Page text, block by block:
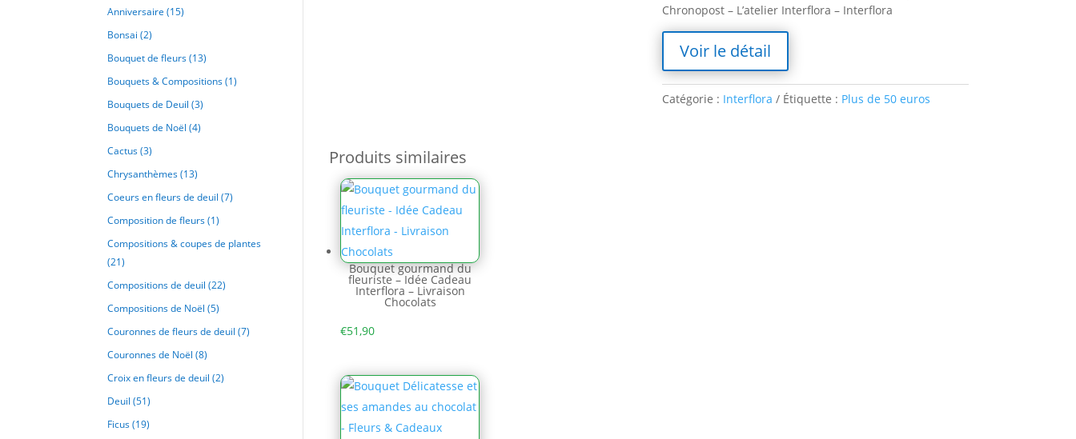
Anniversaire (15)
Bonsai (2)
Bouquet de fleurs (13)
Bouquets & Compositions (1)
Bouquets de Deuil (3)
Bouquets de Noël (4)
Cactus (3)
Chrysanthèmes (13)
Coeurs en fleurs de deuil (7)
Composition de fleurs (1)
Compositions & coupes de plantes
(21)
Compositions de deuil (22)
Compositions de Noël (5)
Couronnes de fleurs de deuil (7)
Couronnes de Noël (8)
Croix en fleurs de deuil (2)
Deuil (51)
Ficus (19)
Chronopost – L’atelier Interflora – Interflora
Voir le détail
Catégorie : Interflora Étiquette : Plus de 50 euros
Produits similaires
Bouquet gourmand du
fleuriste – Idée Cadeau
Interflora – Livraison
Chocolats
€51,90